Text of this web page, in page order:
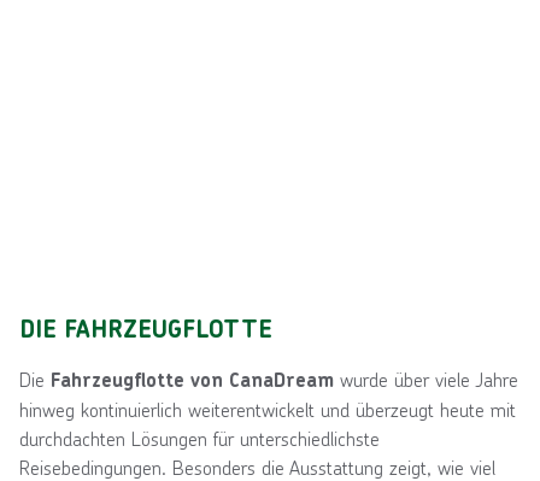
DIE FAHRZEUGFLOTTE
Die Fahrzeugflotte von CanaDream wurde über viele Jahre
hinweg kontinuierlich weiterentwickelt und überzeugt heute mit
durchdachten Lösungen für unterschiedlichste
Reisebedingungen. Besonders die Ausstattung zeigt, wie viel